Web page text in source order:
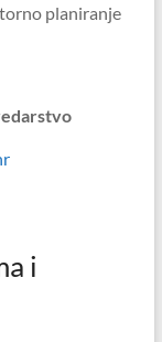
planiranje
i